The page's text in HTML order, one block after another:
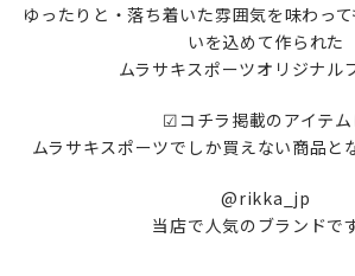
ゆったりと・落ち着いた雰囲気を味わっ
いを込めて作られた
ムラサキスポーツオリジナル
︎︎︎︎︎︎☑︎コチラ掲載のアイテ
ムラサキスポーツでしか買えない商品と
@rikka_jp
当店で人気のブランドで